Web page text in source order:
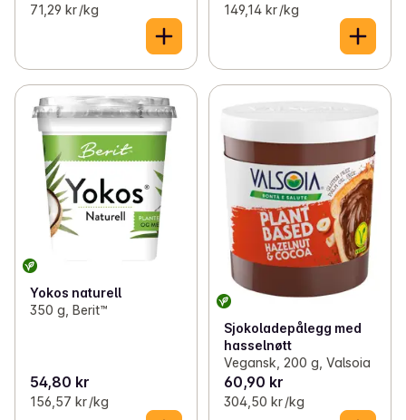
71,29 kr /kg 149,14 kr /kg
Yokos naturell
350 g, Berit™
54,80 kr
156,57 kr /kg
Sjokoladepålegg med
hasselnøtt
Vegansk, 200 g, Valsoia
60,90 kr
304,50 kr /kg